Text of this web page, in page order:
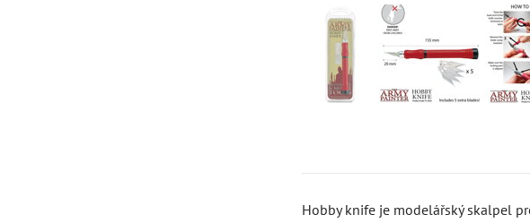
Hobby knife je modelářský skalpel